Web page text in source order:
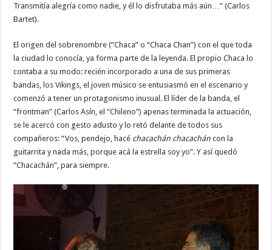
Transmitía alegría como nadie, y él lo disfrutaba más aún…” (Carlos
Bartet).
El origen del sobrenombre (“Chaca” o “Chaca Chan”) con el que toda
la ciudad lo conocía, ya forma parte de la leyenda. El propio Chaca lo
contaba a su modo: recién incorporado a una de sus primeras
bandas, los Vikings, el joven músico se entusiasmó en el escenario y
comenzó a tener un protagonismo inusual. El líder de la banda, el
“frontman” (Carlos Asín, el “Chileno”) apenas terminada la actuación,
se le acercó con gesto adusto y lo retó delante de todos sus
compañeros: “Vos, pendejo, hacé chacachán chacacháncon la
guitarrita y nada más, porque acá la estrella soy yo”. Y así quedó
“Chacachán”, para siempre.